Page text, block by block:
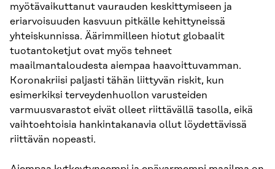
myötävaikuttanut vaurauden keskittymiseen ja
eriarvoisuuden kasvuun pitkälle kehittyneissä
yhteiskunnissa. Äärimmilleen hiotut globaalit
tuotantoketjut ovat myös tehneet
maailmantaloudesta aiempaa haavoittuvamman.
Koronakriisi paljasti tähän liittyvän riskit, kun
esimerkiksi terveydenhuollon varusteiden
varmuusvarastot eivät olleet riittävällä tasolla, eikä
vaihtoehtoisia hankintakanavia ollut löydettävissä
riittävän nopeasti.